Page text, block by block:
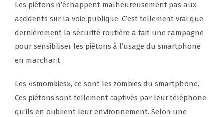
Les piétons n’échappent malheureusement pas aux
accidents sur la voie publique. C’est tellement vrai que
dernièrement la sécurité routière a fait une campagne
pour sensibiliser les piétons à l’usage du smartphone
en marchant.
Les «smombies», ce sont les zombies du smartphone.
Ces piétons sont tellement captivés par leur téléphone
qu’ils en oublient leur environnement. Selon une